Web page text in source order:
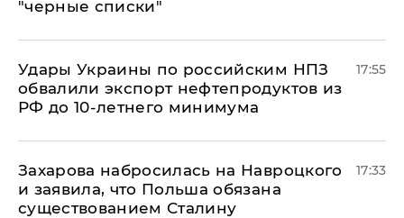
"черные списки"
Удары Украины по российским НПЗ
обвалили экспорт нефтепродуктов из
РФ до 10-летнего минимума
17:55
​Захарова набросилась на Навроцкого
и заявила, что Польша обязана
существованием Сталину
17:33